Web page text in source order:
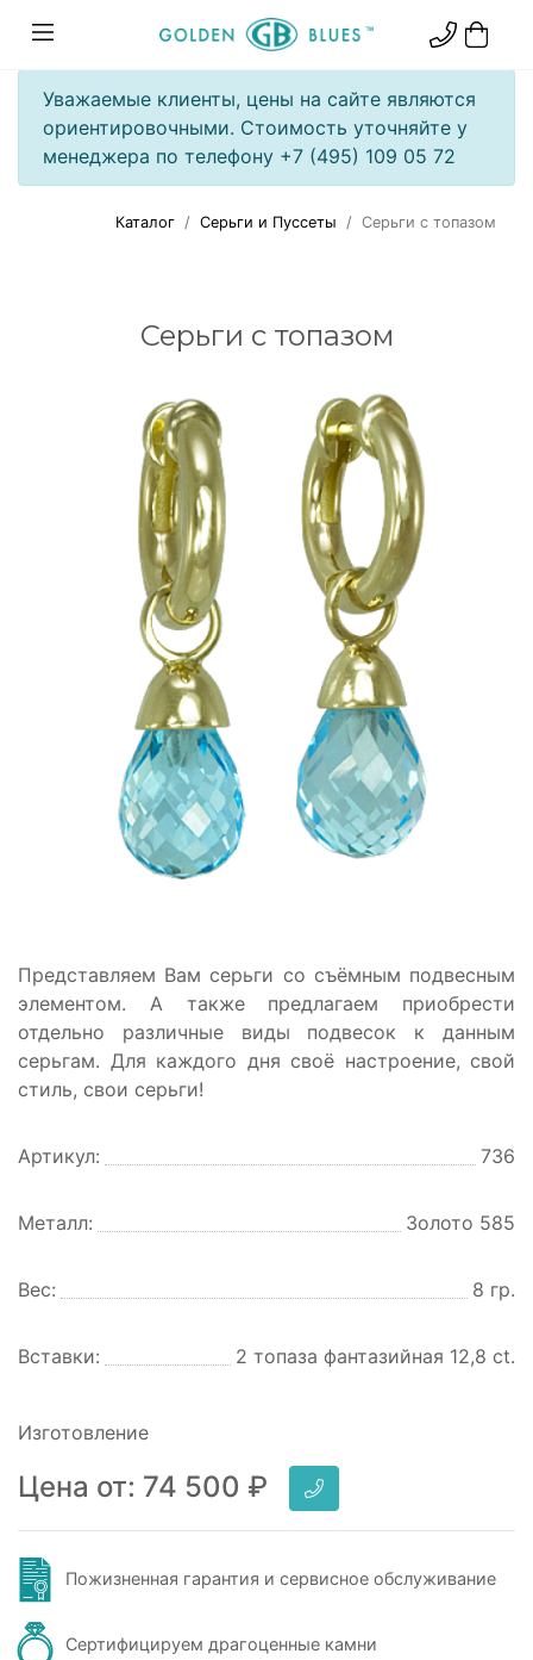
Уважаемые клиенты, цены на сайте являются
ориентировочными. Стоимость уточняйте у
менеджера по телефону +7 (495) 109 05 72
Каталог Серьги и Пуссеты Серьги с топазом
Серьги с топазом
Представляем Вам серьги со съёмным подвесным
элементом. А также предлагаем приобрести
отдельно различные виды подвесок к данным
серьгам. Для каждого дня своё настроение, свой
стиль, свои серьги!
Артикул: 736
Металл: Золото 585
Вес: 8 гр.
Вставки: 2 топаза фантазийная 12,8 ct.
Изготовление
Цена от: 74 500 ₽
Пожизненная гарантия и сервисное обслуживание
Сертифицируем драгоценные камни